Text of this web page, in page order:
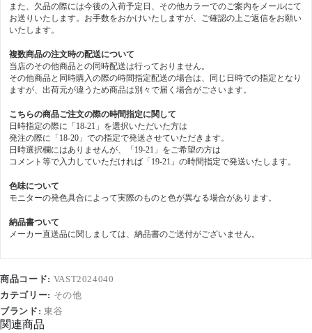
また、欠品の際には今後の入荷予定日、その他カラーでのご案内をメールにて
お送りいたします。お手数をおかけいたしますが、ご確認の上ご返信をお願い
いたします。
複数商品の注文時の配送について
当店のその他商品との同時配送は行っておりません。
その他商品と同時購入の際の時間指定配送の場合は、同じ日時での指定となり
ますが、出荷元が違うため商品は別々で届く場合がごさいます。
こちらの商品ご注文の際の時間指定に関して
日時指定の際に「18-21」を選択いただいた方は
発注の際に「18-20」での指定で発送させていただきます。
日時選択欄にはありませんが、「19-21」をご希望の方は
コメント等で入力していただければ「19-21」の時間指定で発送いたします。
色味について
モニターの発色具合によって実際のものと色が異なる場合があります。
納品書ついて
メーカー直送品に関しましては、納品書のご送付がございません。
商品コード: VAST2024040
カテゴリー: その他
ブランド: 東谷
関連商品